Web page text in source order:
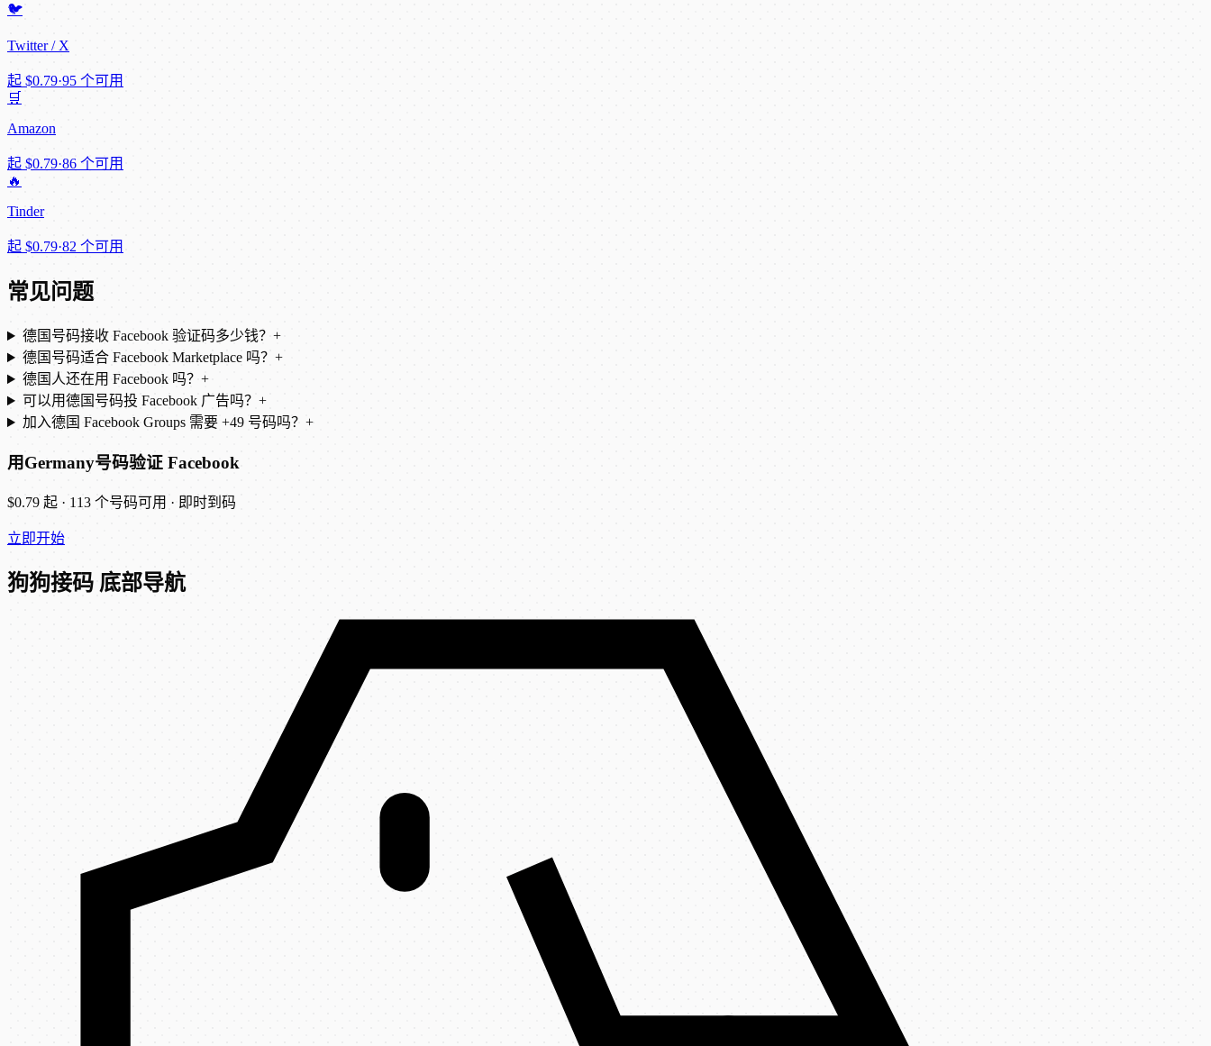
🐦
Twitter / X
起 $0.79·95 个可用
🛒
Amazon
起 $0.79·86 个可用
🔥
Tinder
起 $0.79·82 个可用
常见问题
德国号码接收 Facebook 验证码多少钱？ +
德国号码适合 Facebook Marketplace 吗？ +
德国人还在用 Facebook 吗？ +
可以用德国号码投 Facebook 广告吗？ +
加入德国 Facebook Groups 需要 +49 号码吗？ +
用Germany号码验证 Facebook
$0.79 起 · 113 个号码可用 · 即时到码
立即开始
狗狗接码 底部导航